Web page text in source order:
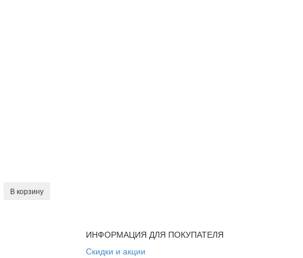
В корзину
ИНФОРМАЦИЯ ДЛЯ ПОКУПАТЕЛЯ
Скидки и акции